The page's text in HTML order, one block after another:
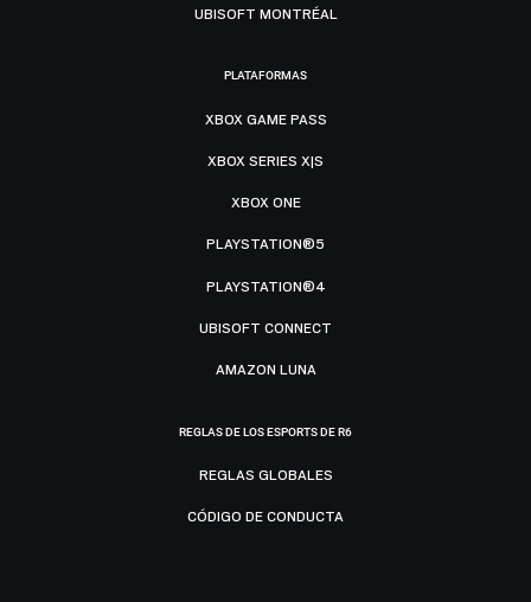
UBISOFT MONTRÉAL
PLATAFORMAS
XBOX GAME PASS
XBOX SERIES X|S
XBOX ONE
PLAYSTATION®5
PLAYSTATION®4
UBISOFT CONNECT
AMAZON LUNA
REGLAS DE LOS ESPORTS DE R6
REGLAS GLOBALES
CÓDIGO DE CONDUCTA